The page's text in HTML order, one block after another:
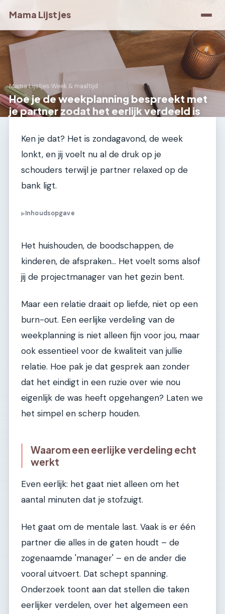
Mama Lijstjes
Mama Lijstjes Week & maaltijd
Hoe je de weekplanning bespreekt met
je partner zodat het eerlijk verdeeld is
Ken je dat? Het is zondagavond, de week
lonkt, en jij voelt nu al de druk op je
schouders terwijl je partner relaxed op de
bank ligt.
▶Inhoudsopgave
Het huishouden, de boodschappen, de
kinderen, de afspraken… Het voelt soms alsof
jij de projectmanager van het gezin bent.
Maar een relatie draait op liefde, niet op een
burn-out. Een eerlijke verdeling van de
weekplanning is niet alleen fijn voor jou, maar
ook essentieel voor de kwaliteit van jullie
relatie. Hoe pak je dat gesprek aan zonder
dat het eindigt in een ruzie over wie nou
eigenlijk de was heeft opgehangen? Laten we
het simpel en scherp houden.
Waarom een eerlijke verdeling echt
werkt
Even eerlijk: het gaat niet alleen om het
aantal minuten dat je stofzuigt.
Het gaat om de mentale last. Vaak is er één
partner die alles in de gaten houdt – de
zogenaamde 'manager' – en de ander die
vooral uitvoert. Dat schept spanning.
Onderzoek toont aan dat stellen die taken
eerlijker verdelen, over het algemeen een